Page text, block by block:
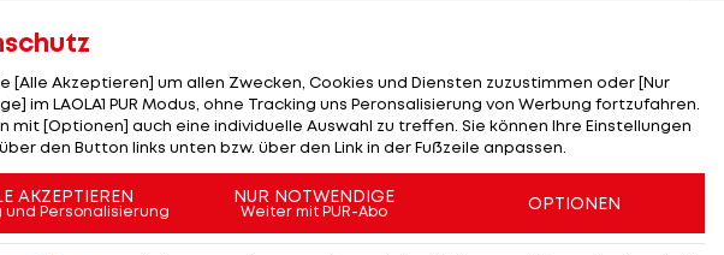
[Alle Akzeptieren] um allen Zwecken, Cookies und Diensten zuzustimmen oder [Nur
im LAOLA1 PUR Modus, ohne Tracking uns Peronsalisierung von Werbung fortzufahren.
mit [Optionen] auch eine individuelle Auswahl zu treffen. Sie können Ihre Einstellungen
den Button links unten bzw. über den Link in der Fußzeile anpassen.
AKZEPTIEREN
und Personalisierung
NUR NOTWENDIGE
Weiter mit PUR-Abo OPTIONEN